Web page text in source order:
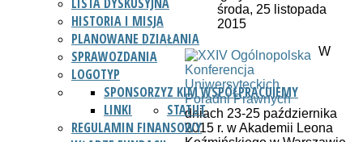
HISTORIA I MISJA
PLANOWANE DZIAŁANIA
SPRAWOZDANIA
LOGOTYP
Z KIM WSPÓŁPRACUJEMY
SPONSORZY
LINKI
STATUT
REGULAMIN FINANSOWY
środa, 25 listopada
2015
W
dniach 23-25 października
2015 r. w Akademii Leona